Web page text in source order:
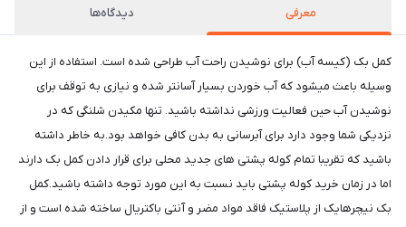
معرفی دیدگاه‌ها
کمل بک (کیسه آب) برای نوشیدن راحت آب طراحی شده است. استفاده از این
وسیله باعث میشود که آب خوردن بسیار آسانتر شده و نیازی به توقف برای
نوشیدن آب حین فعالیت ورزشی نداشته باشید. تنها مکیدن شلنگی که در
نزدیکی شما وجود دارد برای آبرسانی به بدن کافی خواهد بود.به خاطر داشته
باشید که تقریبا تمام کوله پشتی های جدید محلی برای قرار دادن کمل بک دارند
اما در زمان خرید کوله پشتی باید نسبت به این مورد توجه داشته باشید.کمل
بک نیچرهایک از پلاستیک فاقد مواد مضر و آنتی باکتریال ساخته شده است و از